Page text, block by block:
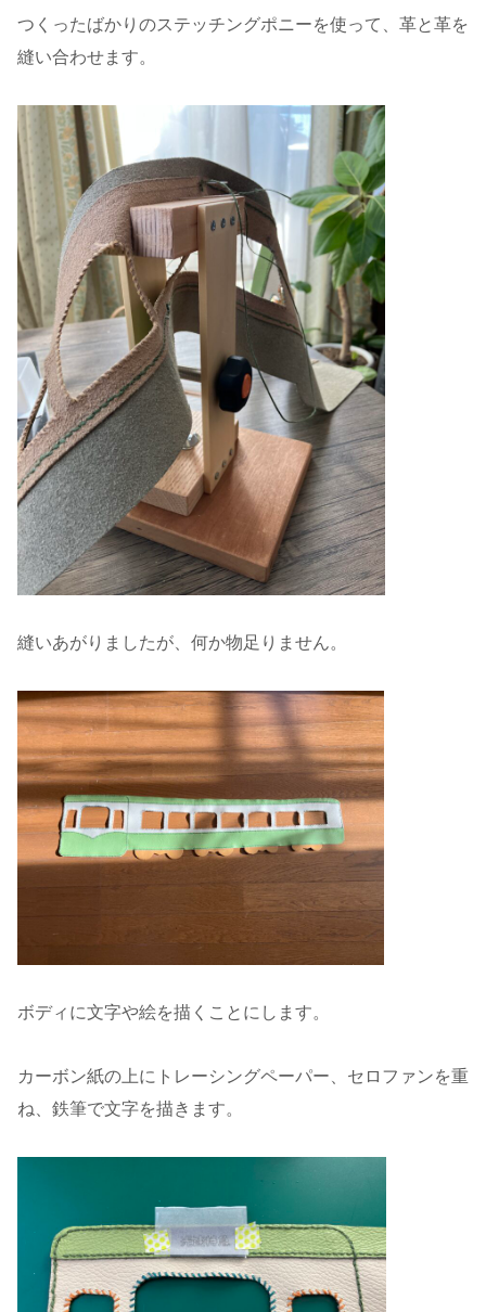
つくったばかりのステッチングポニーを使って、革と革を
縫い合わせます。
縫いあがりましたが、何か物足りません。
ボディに文字や絵を描くことにします。
カーボン紙の上にトレーシングペーパー、セロファンを重
ね、鉄筆で文字を描きます。